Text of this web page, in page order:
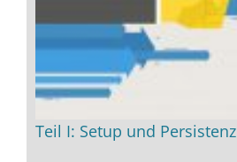
Teil I: Setup und Persistenz